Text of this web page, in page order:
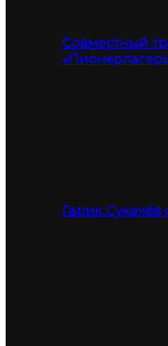
Совместный
Гарик Сукачёв